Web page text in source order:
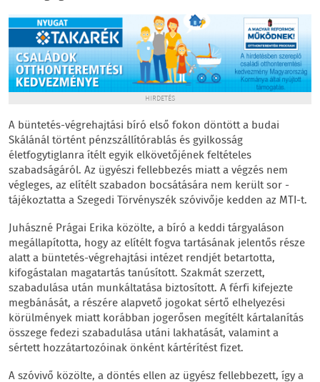
HIRDETÉS
A büntetés-végrehajtási bíró első fokon döntött a budai
Skálánál történt pénzszállítórablás és gyilkosság
életfogytiglanra ítélt egyik elkövetőjének feltételes
szabadságáról. Az ügyészi fellebbezés miatt a végzés nem
végleges, az elítélt szabadon bocsátására nem került sor -
tájékoztatta a Szegedi Törvényszék szóvivője kedden az MTI-t.
Juhászné Prágai Erika közölte, a bíró a keddi tárgyaláson
megállapította, hogy az elítélt fogva tartásának jelentős része
alatt a büntetés-végrehajtási intézet rendjét betartotta,
kifogástalan magatartás tanúsított. Szakmát szerzett,
szabadulása után munkáltatása biztosított. A férfi kifejezte
megbánását, a részére alapvető jogokat sértő elhelyezési
körülmények miatt korábban jogerősen megítélt kártalanítás
összege fedezi szabadulása utáni lakhatását, valamint a
sértett hozzátartozóinak önként kártérítést fizet.
A szóvivő közölte, a döntés ellen az ügyész fellebbezett, így a